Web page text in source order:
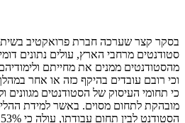
מהסטודנטים ממנים את מחייתם
וכי רובם עובדים בהיקף כזה או אחר
כי תחומי העיסוק של הסטודנטים מגוונים
מובהקת לתחום מסוים. באשר למידת